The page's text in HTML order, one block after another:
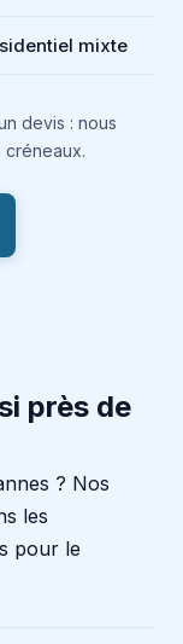
mixte
devis : nous
créneaux.
près de
? Nos
les
pour le